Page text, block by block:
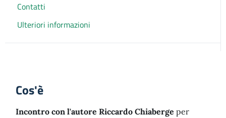
Contatti
Ulteriori informazioni
Cos'è
Incontro con l'autore Riccardo Chiaberge per